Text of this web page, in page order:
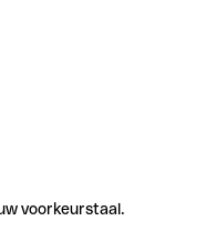
voorkeurstaal.